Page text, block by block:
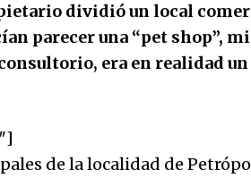
dividió un local
parecer una “pet shop”,
era en realidad
de la localidad de